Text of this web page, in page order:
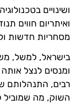
ושינויים
ואיתריום חווים
מסחריות חדשות
בישראל, למשל,
ומנסים לנצל
רבים, התנהלותם
השוק, מה שמוביל